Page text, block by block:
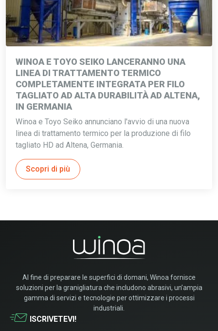
WINOA E TOYO SEIKO LANCERANNO UNA
LINEA DI TRATTAMENTO TERMICO
COMPLETAMENTE INTEGRATA PER FILO
TAGLIATO AD ALTA DURABILITÀ AD ALTENA,
IN GERMANIA
Winoa e Toyo Seiko annunciano l'avvio di una nuova
linea di trattamento termico per la produzione di filo
tagliato HD ad Altena, Germania.
Scopri di più
Al fine di preparare le superfici di domani, Winoa fornisce
soluzioni per la granigliatura che includono abrasivi, un’ampia
gamma di servizi e tecnologie per ottimizzare i processi
industriali.
ISCRIVETEVI!